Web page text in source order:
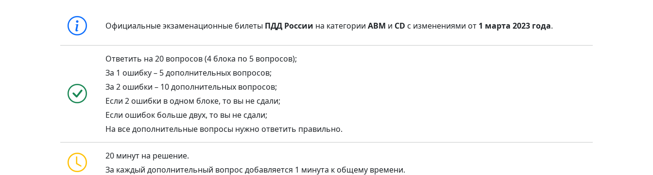
Официальные экзаменационные билеты ПДД России на категорииABM и CD с изменениями от 1 марта 2023 года.
Ответить на 20 вопросов (4 блока по 5 вопросов);
За 1 ошибку – 5 дополнительных вопросов;
За 2 ошибки – 10 дополнительных вопросов;
Если 2 ошибки в одном блоке, то вы не сдали;
Если ошибок больше двух, то вы не сдали;
На все дополнительные вопросы нужно ответить правильно.
20 минут на решение.
За каждый дополнительный вопрос добавляется 1 минута к общему времени.